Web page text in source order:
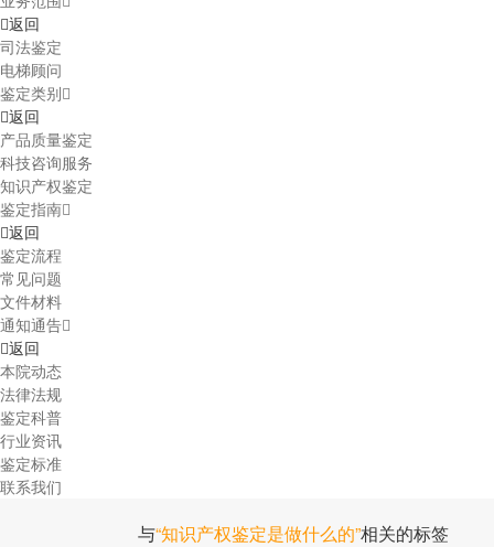
返回
司法鉴定
电梯顾问
鉴定类别
返回
产品质量鉴定
科技咨询服务
知识产权鉴定
鉴定指南
返回
鉴定流程
常见问题
文件材料
通知通告
返回
本院动态
法律法规
鉴定科普
行业资讯
鉴定标准
联系我们
与“知识产权鉴定是做什么的”相关的标签